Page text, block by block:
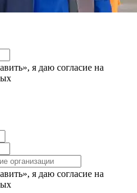
я даю согласие на
я даю согласие на